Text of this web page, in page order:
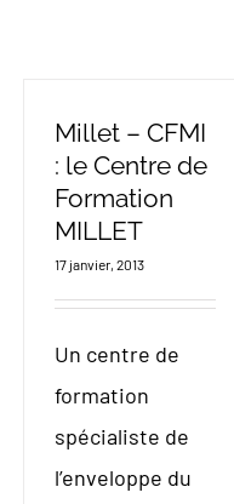
Millet – CFMI
: le Centre de
Formation
MILLET
17 janvier, 2013
Un centre de
formation
spécialiste de
l’enveloppe du